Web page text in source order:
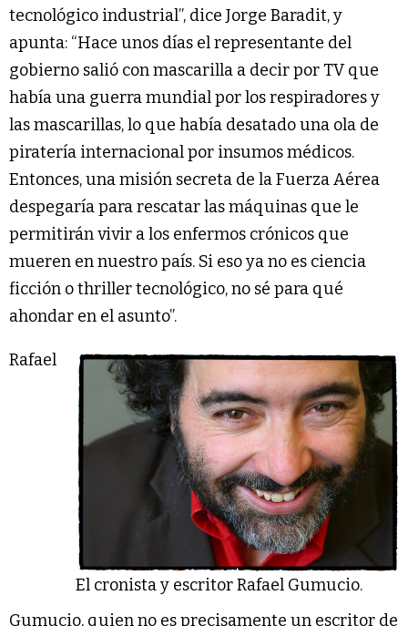
tecnológico industrial”, dice Jorge Baradit, y
apunta: “Hace unos días el representante del
gobierno salió con mascarilla a decir por TV que
había una guerra mundial por los respiradores y
las mascarillas, lo que había desatado una ola de
piratería internacional por insumos médicos.
Entonces, una misión secreta de la Fuerza Aérea
despegaría para rescatar las máquinas que le
permitirán vivir a los enfermos crónicos que
mueren en nuestro país. Si eso ya no es ciencia
ficción o thriller tecnológico, no sé para qué
ahondar en el asunto”.
El cronista y escritor Rafael Gumucio.
Rafael
Gumucio, quien no es precisamente un escritor de